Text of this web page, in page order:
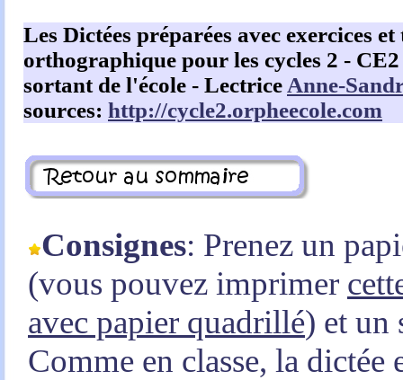
Les Dictées préparées avec exercices et
orthographique pour les cycles 2 -
sortant de l'école - Lectrice Anne-
sources: http://cycle2.orpheecole.com
Consignes: Prenez un
(vous pouvez imprimer
avec papier quadrillé) et un
Comme en classe, la dictée